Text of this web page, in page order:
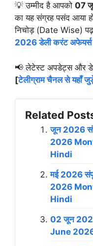
💡 उम्मीद है आपको 07
का यह संग्रह पसंद आया
निचोड़ (Date Wise)
2026 डेली करंट
📢 लेटेस्ट अपडेट्स और
[टेलीग्राम चैनल से यहाँ
Related
जून 2026
2026
Hindi
मई 2026
2026
Hindi
02 जून
June